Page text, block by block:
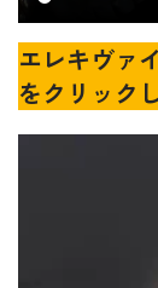
エレキヴ
をクリック